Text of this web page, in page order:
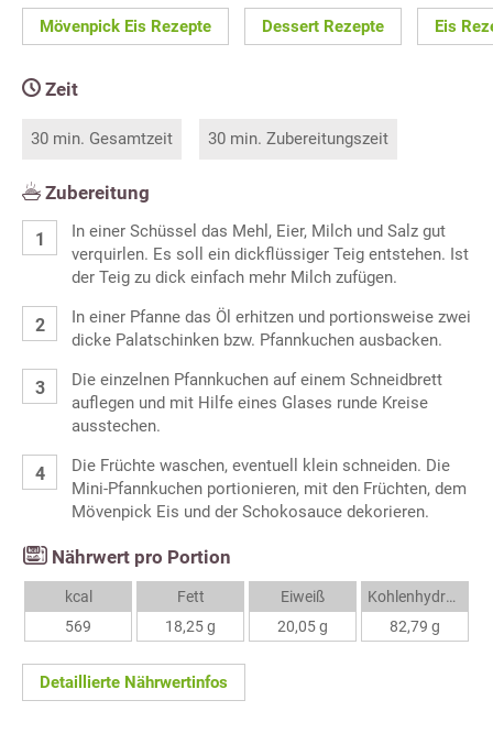
Mövenpick Eis Rezepte Dessert Rezepte Eis
Zeit
30 min. Gesamtzeit 30 min. Zubereitungszeit
Zubereitung
In einer Schüssel das Mehl, Eier, Milch und Salz gut
verquirlen. Es soll ein dickflüssiger Teig entstehen. Ist
der Teig zu dick einfach mehr Milch zufügen.
In einer Pfanne das Öl erhitzen und portionsweise zwei
dicke Palatschinken bzw. Pfannkuchen ausbacken.
Die einzelnen Pfannkuchen auf einem Schneidbrett
auflegen und mit Hilfe eines Glases runde Kreise
ausstechen.
Die Früchte waschen, eventuell klein schneiden. Die
Mini-Pfannkuchen portionieren, mit den Früchten, dem
Mövenpick Eis und der Schokosauce dekorieren.
Nährwert pro Portion
kcal
569
Fett
18,25 g
Eiweiß
20,05 g
Kohlenhydrate
82,79 g
Detaillierte Nährwertinfos